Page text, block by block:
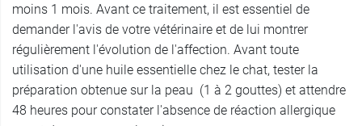
moins 1 mois. Avant ce traitement, il est essentiel de
demander l'avis de votre vétérinaire et de lui montrer
régulièrement l'évolution de l'affection. Avant toute
utilisation d'une huile essentielle chez le chat, tester la
préparation obtenue sur la peau (1 à 2 gouttes) et attendre
48 heures pour constater l'absence de réaction allergique